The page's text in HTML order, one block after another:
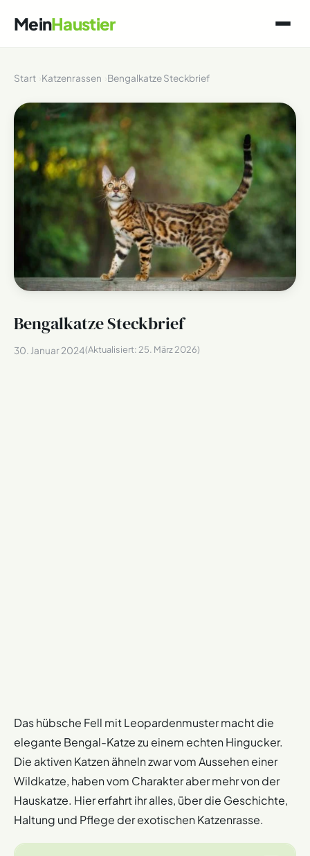
MeinHaustier
Start Katzenrassen Bengalkatze Steckbrief
Bengalkatze Steckbrief
30. Januar 2024(Aktualisiert: 25. März 2026)
Das hübsche Fell mit Leopardenmuster macht die
elegante Bengal-Katze zu einem echten Hingucker.
Die aktiven Katzen ähneln zwar vom Aussehen einer
Wildkatze, haben vom Charakter aber mehr von der
Hauskatze. Hier erfahrt ihr alles, über die Geschichte,
Haltung und Pflege der exotischen Katzenrasse.